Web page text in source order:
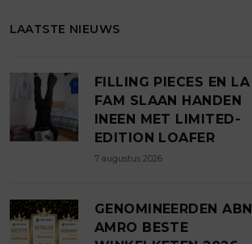
LAATSTE NIEUWS
FILLING PIECES EN LA
FAM SLAAN HANDEN
INEEN MET LIMITED-
EDITION LOAFER
7 augustus 2026
GENOMINEERDEN ABN
AMRO BESTE